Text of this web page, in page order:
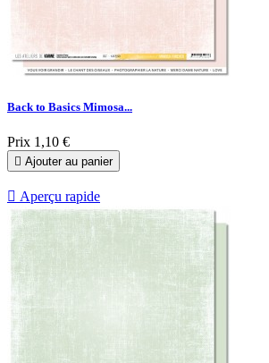
Back to Basics Mimosa...
Prix 1,10 €
 Ajouter au panier
 Aperçu rapide